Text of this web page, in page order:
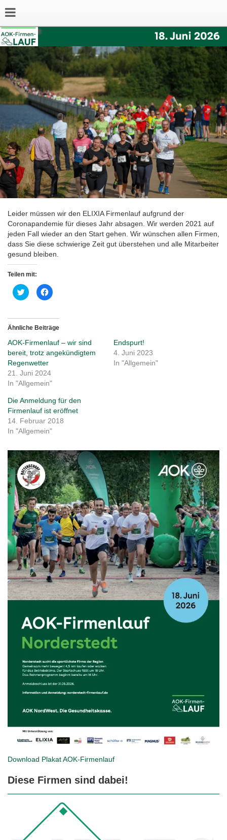
Leider müssen wir den ELIXIA Firmenlauf aufgrund der
Coronapandemie für dieses Jahr absagen. Wir werden 2021 auf
jeden Fall wieder an den Start gehen. Wir wünschen allen Firmen,
dass Sie diese schwierige Zeit gut überstehen und alle Mitarbeiter
gesund bleiben.
Teilen mit:
Klick,
um
teilen
(Wird
neuem
Fenster
geöffnet)
Klick,
um
teilen
(Wird
in
neuem
Fenster
geöffnet)
Ähnliche Beiträge
AOK-Firmenlauf – wir sind
bereit, trotz angekündigtem
Regenwetter
21. Juni 2024
In "Allgemein"
Endspurt!
4. Juni 2023
In "Allgemein"
Die Anmeldung für den
Firmenlauf ist eröffnet
14. Februar 2018
In "Allgemein"
Download PlakatAOK-Firmenlauf
Diese Firmen sind dabei!